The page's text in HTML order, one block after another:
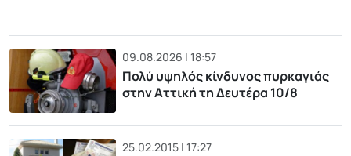
09.08.2026 | 18:57
Πολύ υψηλός κίνδυνος πυρκαγιάς
στην Αττική τη Δευτέρα 10/8
25.02.2015 | 17:27